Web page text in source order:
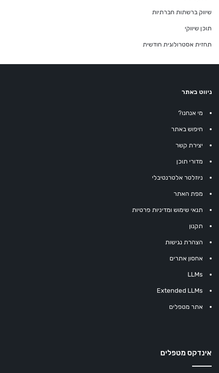
שיווק ברשתות חברתיות
תוכן שיווקי
תחזית אסטרולוגית חודשית
ניווט באתר
מי אנחנו?
חיפוש באתר
יצירת קשר
מדורי תוכן
ניוזלטר אלטרנטיבלי
מפת האתר
תנאי שימוש ומדיניות פרטיות
תקנון
הצהרת נגישות
אחסון אתרים
LLMs
Extended LLMs
אתר מטפלים
אינדקס מטפלים